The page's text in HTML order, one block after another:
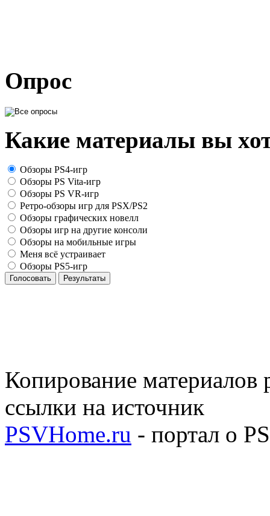
Опрос
Какие материалы вы
Обзоры PS4-игр
Обзоры PS Vita-игр
Обзоры PS VR-игр
Ретро-обзоры игр для PSX/PS2
Обзоры графических новелл
Обзоры игр на другие консоли
Обзоры на мобильные игры
Меня всё устраивает
Обзоры PS5-игр
Голосовать Результаты
Копирование материалов
ссылки на источник
PSVHome.ru - портал о